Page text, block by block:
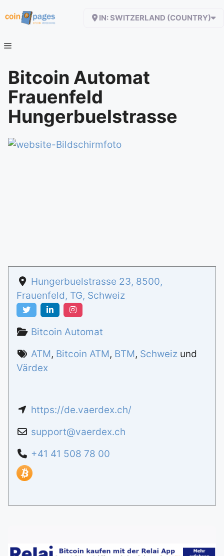
Inhalt
IN: SWITZERLAND (COUNTRY)
Bitcoin Automat
Frauenfeld
Hungerbuelstrasse
Hungerbuelstrasse 23, 8500,
Frauenfeld, TG, Schweiz
Bitcoin Automat
ATM, Bitcoin ATM, BTM, Schweiz und
Värdex
https://de.vaerdex.ch/
support@vaerdex.ch
+41 41 508 78 00